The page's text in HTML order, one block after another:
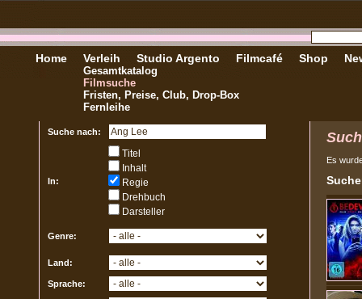
Home Verleih
Gesamtkatalog
Filmsuche
Fristen, Preise, Club, Drop-Box
Fernleihe
Studio Argento Filmcafé Shop
Suche nach:
In:
Titel
Inhalt
Regie
Drehbuch
Darsteller
Genre:
Land:
Sprache:
Es